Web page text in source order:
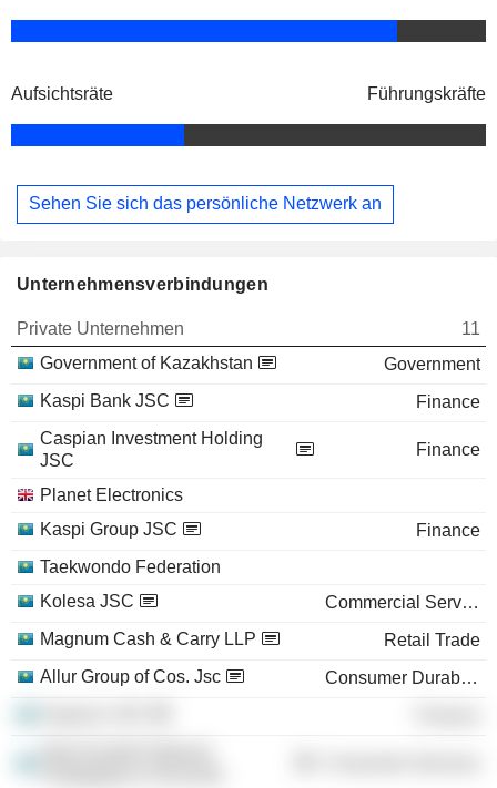
Aufsichtsräte Führungskräfte
Sehen Sie sich das persönliche Netzwerk an
Unternehmensverbindungen
Private Unternehmen
11
Government of Kazakhstan
Government
Kaspi Bank JSC
Finance
Caspian Investment Holding
JSC
Finance
Planet Electronics
Kaspi Group JSC
Finance
Taekwondo Federation
Kolesa JSC
Commercial Services
Magnum Cash & Carry LLP
Retail Trade
Allur Group of Cos. Jsc
Consumer Durables